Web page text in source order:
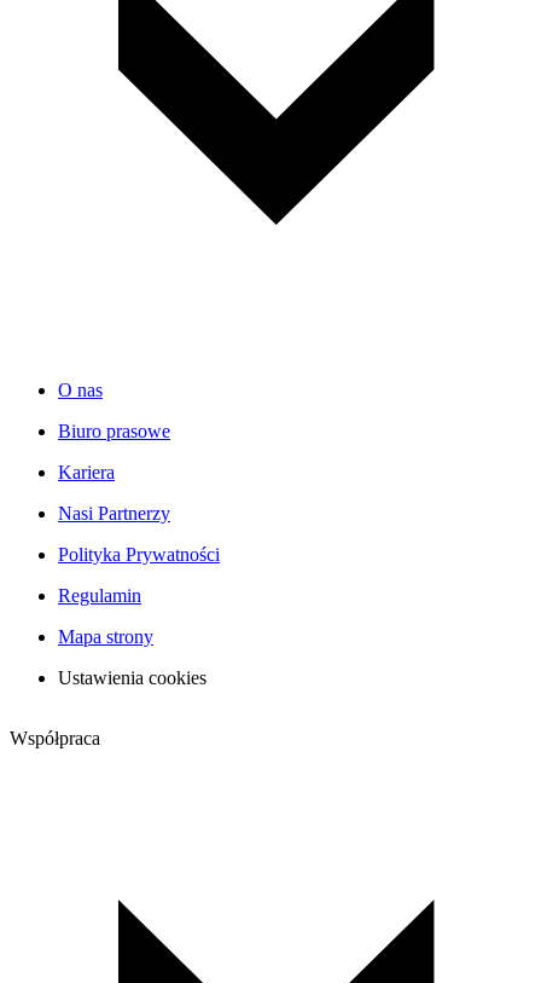
O nas
Biuro prasowe
Kariera
Nasi Partnerzy
Polityka Prywatności
Regulamin
Mapa strony
Ustawienia cookies
Współpraca